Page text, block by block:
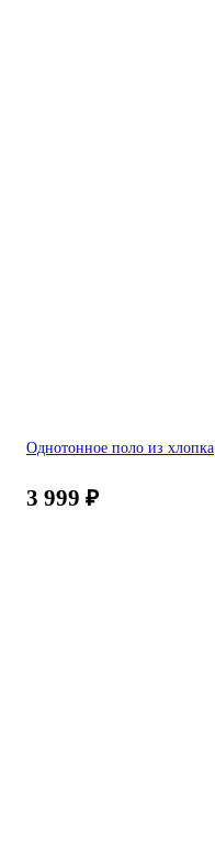
Однотонное поло из хлопка
3 999 ₽